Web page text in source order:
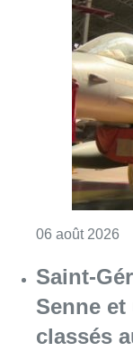
Lire aussi :
À
des